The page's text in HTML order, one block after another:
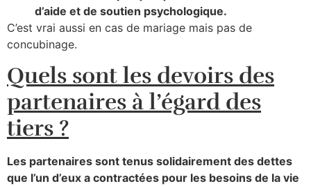
d’aide et de soutien psychologique.
C’est vrai aussi en cas de mariage mais pas de
concubinage.
Quels sont les devoirs des
partenaires à l’égard des
tiers ?
Les partenaires sont tenus solidairement des dettes
que l’un d’eux a contractées pour les besoins de la vie